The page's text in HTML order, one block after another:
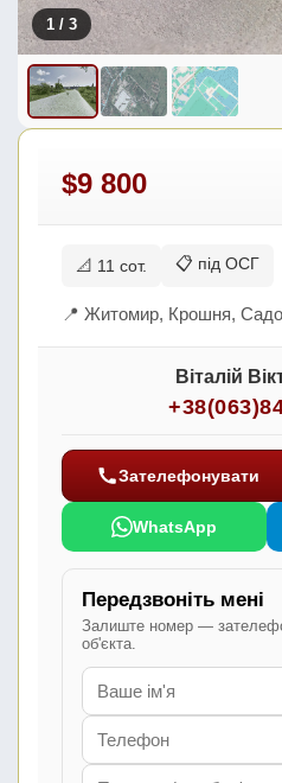
1 / 3
$9 800
📐 11 сот. 📋 під ОСГ
📍 Житомир, Крошня,
Віталій
Зателефонувати
WhatsApp
Передзвоніть мені
Залиште номер —
об'єкта.